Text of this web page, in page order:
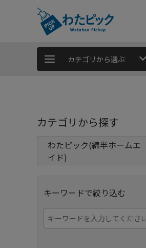
カテゴリから選ぶ
カテゴリから探す
わたピック(綿半ホームエ
イド)
キーワードで絞り込む